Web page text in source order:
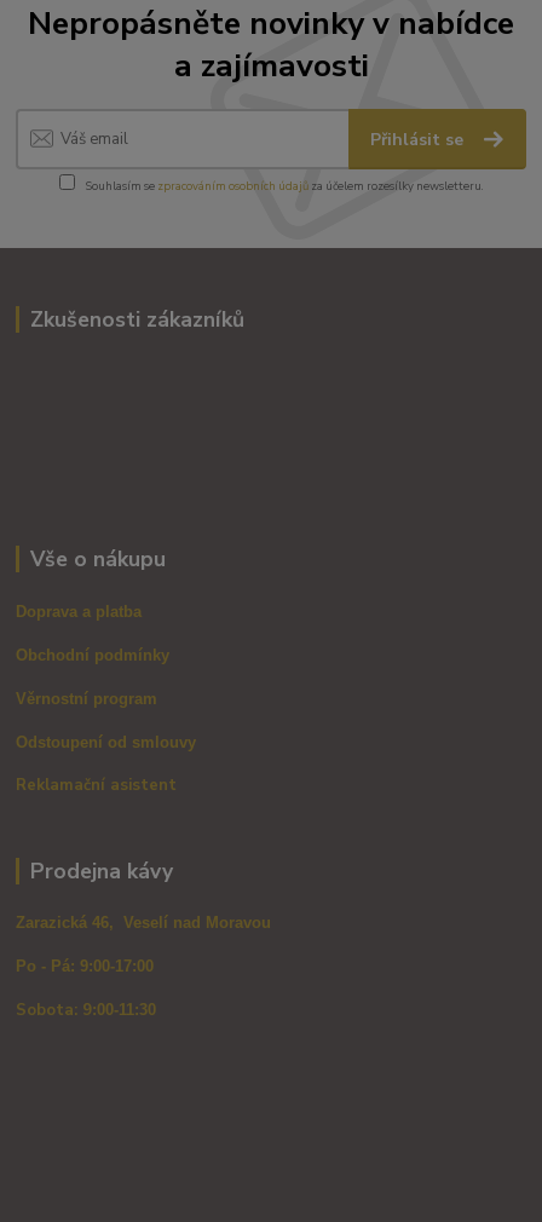
Nepropásněte novinky v nabídce
a zajímavosti
Přihlásit se
Souhlasím se zpracováním osobních údajůza účelem rozesílky newsletteru.
Zkušenosti zákazníků
Vše o nákupu
Doprava a platba
Obchodní podmínky
Věrnostní program
Odstoupení od smlouvy
Reklamační asistent
Prodejna kávy
Zarazická 46, Veselí nad Moravou
Po - Pá: 9:00-17:00
Sobota: 9:00-11:30